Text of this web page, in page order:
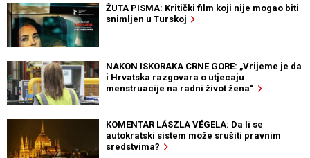
ŽUTA PISMA: Kritički film koji nije mogao biti
snimljen u Turskoj
NAKON ISKORAKA CRNE GORE: „Vrijeme je da
i Hrvatska razgovara o utjecaju
menstruacije na radni život žena“
KOMENTAR LÁSZLA VÉGELA: Da li se
autokratski sistem može srušiti pravnim
sredstvima?